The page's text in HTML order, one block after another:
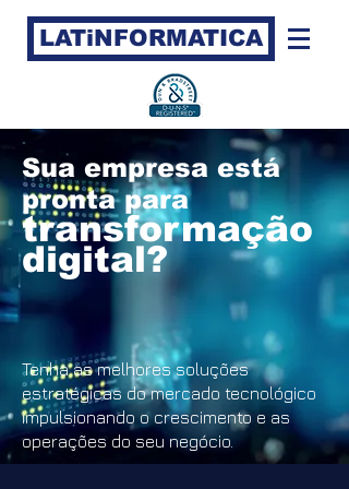
LATiNFORMATICA
Sua empresa está
pronta para
transformação
digital?
Tenha as melhores soluções
estratégicas do mercado tecnológico
impulsionando o crescimento e as
operações do seu negócio.